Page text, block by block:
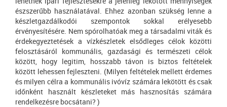
észszerűbb használatával. Ehhez azonban szükség lenne a
készletgazdálkodói szempontok sokkal erélyesebb
érvényesítésére. Nem spórolhatóak meg a társadalmi viták és
érdekegyeztetések a vízkészletek elsődleges célok közötti
felosztásáról kommunális, gazdasági és természeti célok
között, hogy legitim, hosszabb távon is biztos feltételek
között lehessen fejleszteni. (Milyen feltételek mellett érdemes
és milyen célra a kommunális ivóvíz számára lekötött és csak
időnként használt készleteket más hasznosítás számára
rendelkezésre bocsátani? )